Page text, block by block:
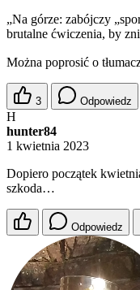
„Na górze: zabójczy
brutalne ćwiczenia, by
Można poprosić o
3 Odpowiedz
H
hunter84
1 kwietnia 2023
Dopiero początek
szkoda…
Odpowiedz